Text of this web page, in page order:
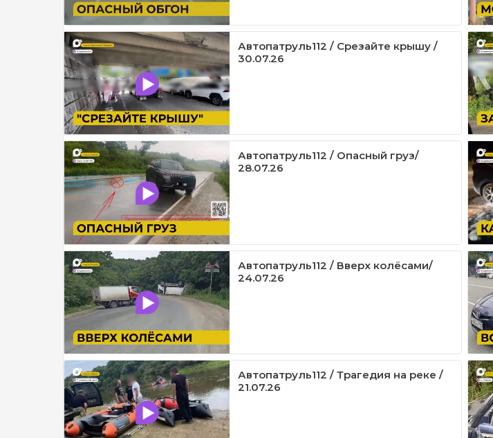
Автопатруль112 / Срезайте крышу /
30.07.26
Автопатруль112 / Опасный груз/
28.07.26
Автопатруль112 / Вверх колёсами/
24.07.26
Автопатруль112 / Трагедия на реке /
21.07.26